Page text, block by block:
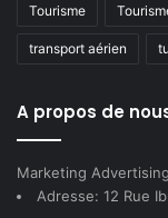
Tourisme
transport aérien
A propos de
Marketing
Adresse: 12 Rue